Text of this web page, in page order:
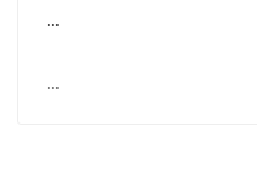
...
...